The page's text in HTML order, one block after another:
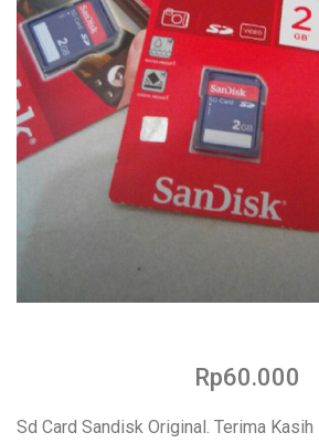
Rp60.000
Sd Card Sandisk Original. Terima